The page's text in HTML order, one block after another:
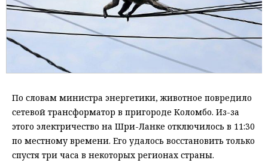
По словам министра энергетики, животное повредило
сетевой трансформатор в пригороде Коломбо. Из-за
этого электричество на Шри-Ланке отключилось в 11:30
по местному времени. Его удалось восстановить только
спустя три часа в некоторых регионах страны.